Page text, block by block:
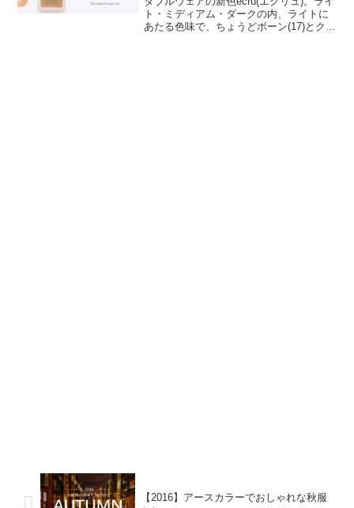
ト・ミディアム・ダークの内、ライトに
あたる色味で、ちょうどボーン(17)とクー
【2016】アースカラーでおしゃれな秋服